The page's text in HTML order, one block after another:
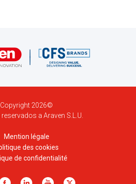
Copyright 2026©
a Araven S.L.U.
Mention légale
des cookies
de confidentialité